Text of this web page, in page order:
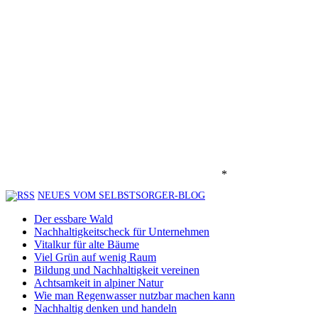
*
NEUES VOM SELBSTSORGER-BLOG
Der essbare Wald
Nachhaltigkeitscheck für Unternehmen
Vitalkur für alte Bäume
Viel Grün auf wenig Raum
Bildung und Nachhaltigkeit vereinen
Achtsamkeit in alpiner Natur
Wie man Regenwasser nutzbar machen kann
Nachhaltig denken und handeln